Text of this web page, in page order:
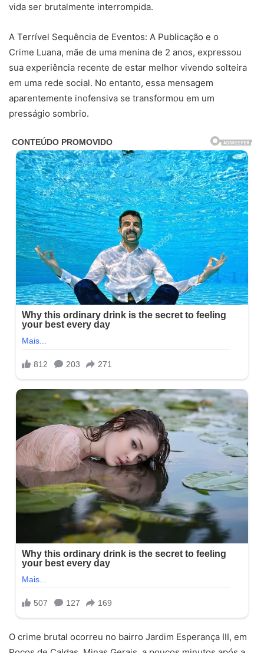
vida ser brutalmente interrompida.
A Terrível Sequência de Eventos: A Publicação e o
Crime Luana, mãe de uma menina de 2 anos, expressou
sua experiência recente de estar melhor vivendo solteira
em uma rede social. No entanto, essa mensagem
aparentemente inofensiva se transformou em um
presságio sombrio.
O crime brutal ocorreu no bairro Jardim Esperança III, em